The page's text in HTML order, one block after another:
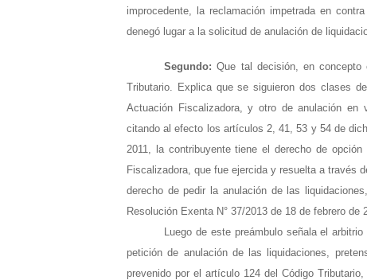
improcedente, la reclamación impetrada en
denegó lugar a la solicitud de anulación de
Segundo: Que tal decisión, en concepto
Tributario. Explica que se siguieron dos clases
Actuación Fiscalizadora, y otro de anulación en
citando al efecto los artículos 2, 41, 53 y 54 de
2011, la contribuyente tiene el derecho de
Fiscalizadora, que fue ejercida y resuelta a través
derecho de pedir la anulación de las
Resolución Exenta N° 37/2013 de 18 de febrero de
Luego de este preámbulo señala el
petición de anulación de las liquidaciones,
prevenido por el artículo 124 del Código